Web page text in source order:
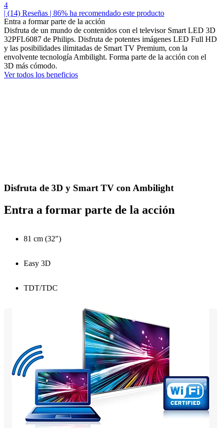
4
| (14) Reseñas | 86% ha recomendado este producto
Entra a formar parte de la acción
Disfruta de un mundo de contenidos con el televisor Smart LED 3D
32PFL6087 de Philips. Disfruta de potentes imágenes LED Full HD
y las posibilidades ilimitadas de Smart TV Premium, con la
envolvente tecnología Ambilight. Forma parte de la acción con el
3D más cómodo.
Ver todos los beneficios
Disfruta de 3D y Smart TV con Ambilight
Entra a formar parte de la acción
81 cm (32")
Easy 3D
TDT/TDC